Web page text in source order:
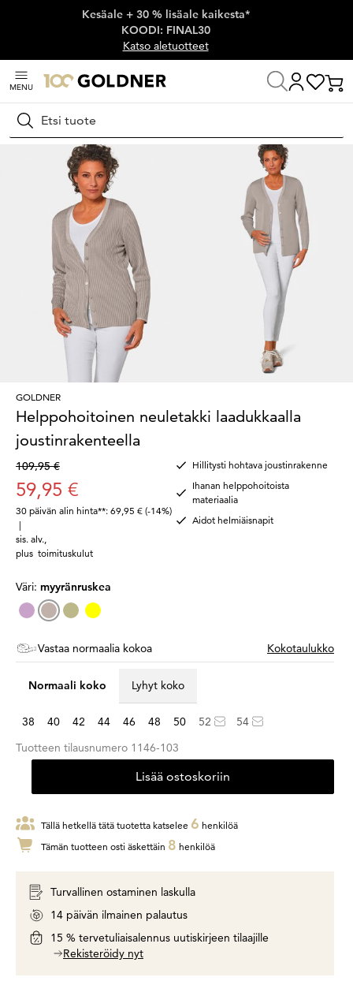
Ohita siirtymä, siirry pääsisältöön
Kesäale + 30 % lisäale kaikesta*
KOODI: FINAL30
Katso aletuotteet
MENU
Hae
Koti Naisten muoti
GOLDNER
Helppohoitoinen neuletakki laadukkaalla
joustinrakenteella
109,95 €
59,95 €
30 päivän alin hinta**: 69,95 € (-14%)
|
sis. alv.
plus toimituskulut
Hillitysti hohtava joustinrakenne
Ihanan helppohoitoista
materiaalia
Aidot helmiäisnapit
Väri: myyränruskea
Vastaa normaalia kokoa Kokotaulukko
Normaali koko Lyhyt koko
38 40 42 44 46 48 50 52
54
Tuotteen tilausnumero 1146-103
Lisää ostoskoriin
Tällä hetkellä tätä tuotetta katselee 6 henkilöä
Tämän tuotteen osti äskettäin 8 henkilöä
Turvallinen ostaminen laskulla
14 päivän ilmainen palautus
15 % tervetuliaisalennus uutiskirjeen tilaajille
Rekisteröidy nyt